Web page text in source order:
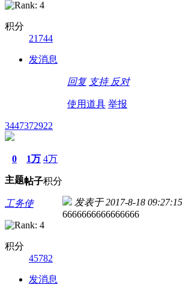
积分
21744
发消息
回复 支持 反对
使用道具 举报
3447372922
0
主题
1万
帖子
4万
积分
工务使
积分
45782
发消息
发表于 2017-8-18 09:27:15
6666666666666666